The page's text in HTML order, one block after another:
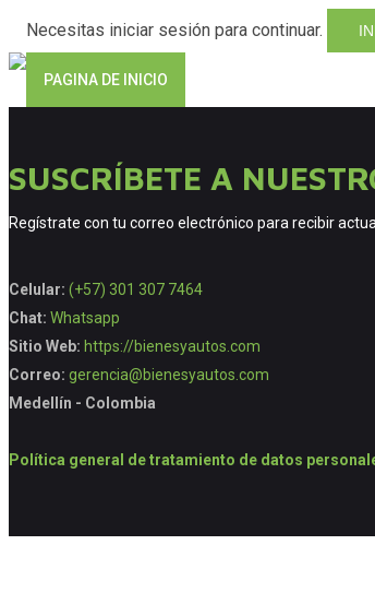
Necesitas iniciar sesión para continuar.
PAGINA DE INICIO
SUSCRÍBETE A
Regístrate con tu correo electrónico para recibir
Celular: (+57) 301 307 7464
Chat: Whatsapp
Sitio Web: https://bienesyautos.com
Correo: gerencia@bienesyautos.com
Medellín - Colombia
Política general de tratamiento de datos